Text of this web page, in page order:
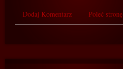
Dodaj Komentarz Poleć stronę